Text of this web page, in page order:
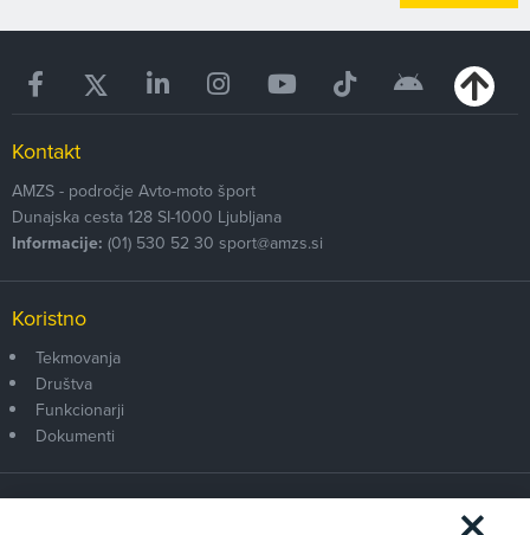
Kontakt
AMZS - področje Avto-moto šport
Dunajska cesta 128 SI-1000 Ljubljana
Informacije: (01) 530 52 30 sport@amzs.si
Koristno
Tekmovanja
Društva
Funkcionarji
Dokumenti